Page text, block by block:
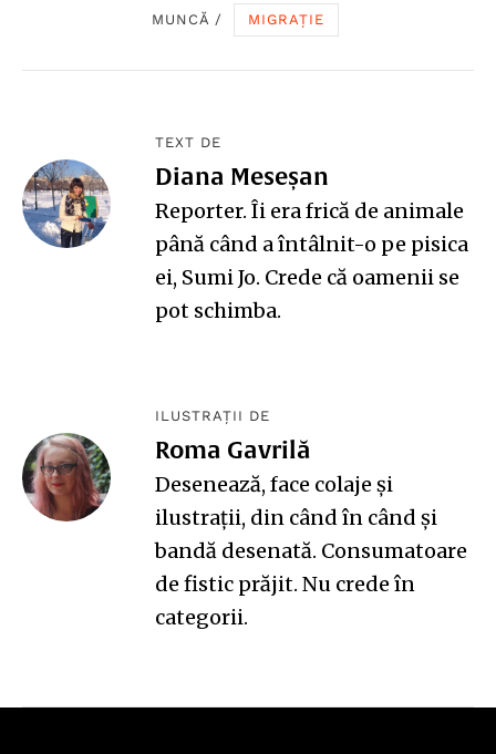
MUNCĂ / MIGRAȚIE
TEXT DE
Diana Meseșan
Reporter. Îi era frică de animale
până când a întâlnit-o pe pisica
ei, Sumi Jo. Crede că oamenii se
pot schimba.
ILUSTRAȚII DE
Roma Gavrilă
Desenează, face colaje și
ilustrații, din când în când și
bandă desenată. Consumatoare
de fistic prăjit. Nu crede în
categorii.